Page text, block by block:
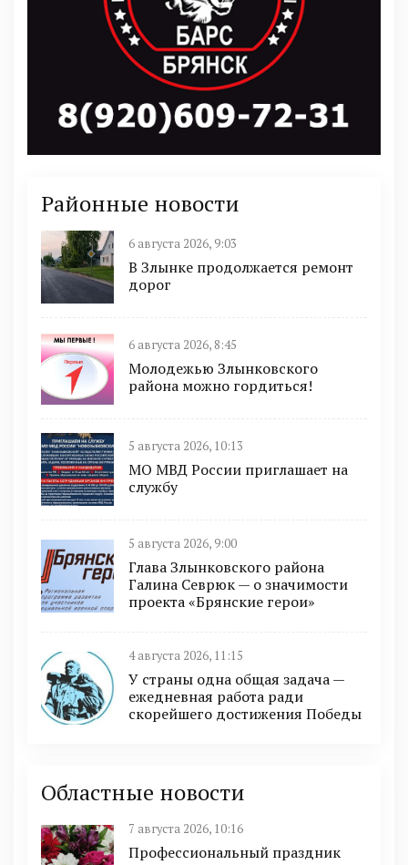
Районные новости
6 августа 2026, 9:03
В Злынке продолжается ремонт
дорог
6 августа 2026, 8:45
Молодежью Злынковского
района можно гордиться!
5 августа 2026, 10:13
МО МВД России приглашает на
службу
5 августа 2026, 9:00
Глава Злынковского района
Галина Севрюк — о значимости
проекта «Брянские герои»
4 августа 2026, 11:15
У страны одна общая задача —
ежедневная работа ради
скорейшего достижения Победы
Областные новости
7 августа 2026, 10:16
Профессиональный праздник